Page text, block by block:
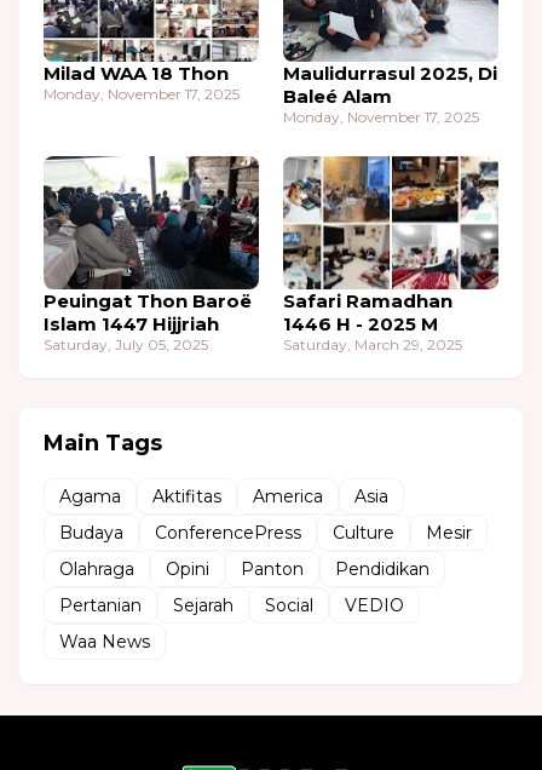
Milad WAA 18 Thon
Monday, November 17, 2025
Maulidurrasul 2025, Di
Baleé Alam
Monday, November 17, 2025
Peuingat Thon Baroë
Islam 1447 Hijjriah
Saturday, July 05, 2025
Safari Ramadhan
1446 H - 2025 M
Saturday, March 29, 2025
Main Tags
Agama Aktifitas America
Asia
Budaya
ConferencePress Culture
Mesir
Olahraga
Opini Panton
Pendidikan
Pertanian
Sejarah Social
VEDIO
Waa News